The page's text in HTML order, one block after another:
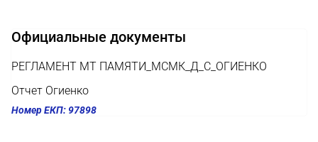
Официальные документы
РЕГЛАМЕНТ МТ ПАМЯТИ_МСМК_Д_С_ОГИЕНКО
Отчет Огиенко
Номер ЕКП: 97898